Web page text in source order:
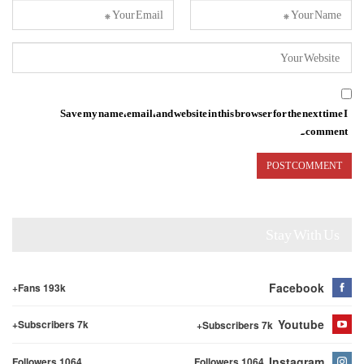
Save my name, email, and website in this browser for the next time I
comment.
Facebook
Fans 193k+
Youtube
Subscribers 7k+
Subscribers 7k+